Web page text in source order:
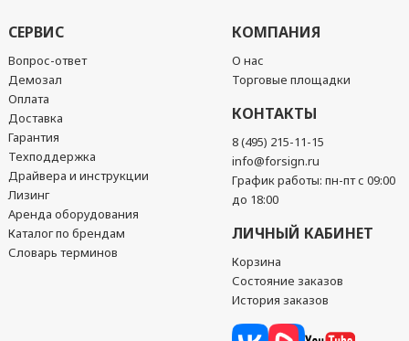
СЕРВИС
Вопрос-ответ
Демозал
Оплата
Доставка
Гарантия
Техподдержка
Драйвера и инструкции
Лизинг
Аренда оборудования
Каталог по брендам
Словарь терминов
КОМПАНИЯ
О нас
Торговые площадки
КОНТАКТЫ
8 (495) 215-11-15
info@forsign.ru
График работы: пн-пт с 09:00
до 18:00
ЛИЧНЫЙ КАБИНЕТ
Корзина
Состояние заказов
История заказов